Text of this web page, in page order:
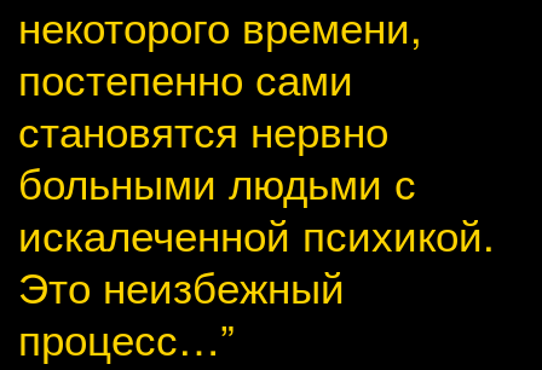
некоторого времени,
постепенно сами
становятся нервно
больными людьми с
искалеченной психикой.
Это неизбежный
процесс…”